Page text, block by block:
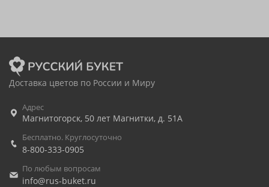
Доставка цветов по России и Миру
Адрес
Магнитогорск, 50 лет Магнитки, д. 51А
Бесплатно. Круглосуточно
8-800-333-0905
По любым вопросам
info@rus-buket.ru